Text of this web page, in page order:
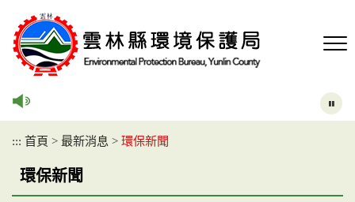
::: 首頁 > 最新消息 > 環保新聞
環保新聞